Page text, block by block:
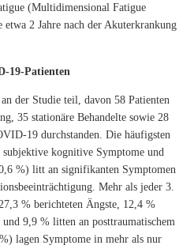
(Multidimensional Fatigue
2 Jahre nach der Akuterkrankung
19-Patienten
der Studie teil, davon 58 Patienten
35 stationäre Behandelte sowie 28
19 durchstanden. Die häufigsten
kognitive Symptome und
%) litt an signifikanten Symptomen
Mehr als jeder 3.
% berichteten Ängste, 12,4 %
9,9 % litten an posttraumatischem
lagen Symptome in mehr als nur